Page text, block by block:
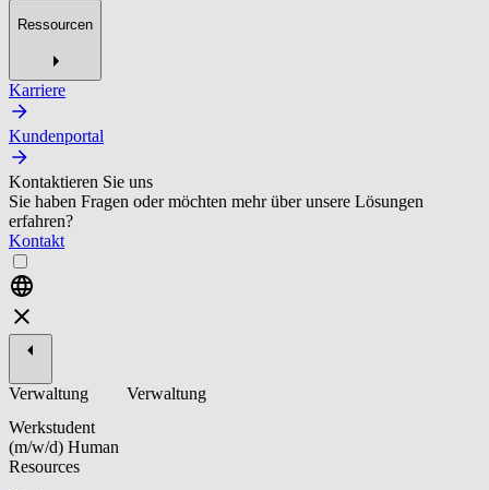
Ressourcen
Karriere
Kundenportal
Kontaktieren Sie uns
Sie haben Fragen oder möchten mehr über unsere Lösungen
erfahren?
Kontakt
Verwaltung
Werkstudent
(m/w/d) Human
Resources
Verwaltung